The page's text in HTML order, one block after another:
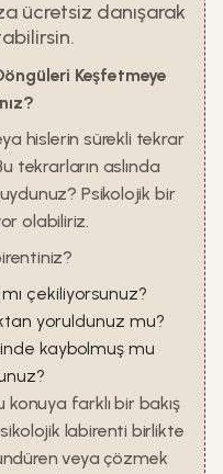
ücretsiz danışarak
Keşfetmeye
hislerin sürekli tekrar
tekrarların aslında
Psikolojik bir
olabiliriz.
çekiliyorsunuz?
yoruldunuz mu?
kaybolmuş mu
farklı bir bakış
labirenti birlikte
veya çözmek